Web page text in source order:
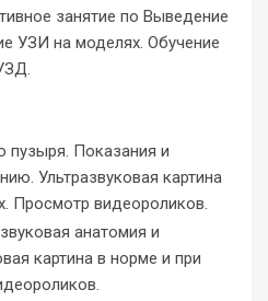
занятие по Выведение
УЗИ на моделях. Обучение
пузыря. Показания и
Ультразвуковая картина
Просмотр видеороликов.
анатомия и
картина в норме и при